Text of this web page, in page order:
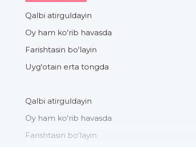
Qalbi atirguldayin
Oy ham ko'rib havasda
Farishtasin bo'layin
Uyg'otain erta tongda
Qalbi atirguldayin
Oy ham ko'rib havasda
Farishtasin bo'layin